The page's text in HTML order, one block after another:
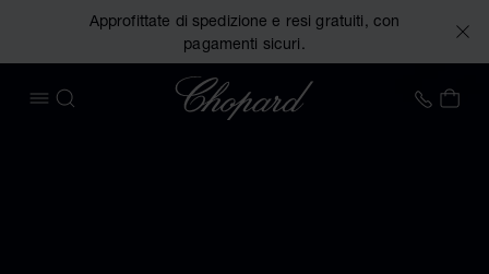
Approfittate di spedizione e resi gratuiti, con
pagamenti sicuri.
APRIRE IL MENU
CERCA
Chopard +39
IL